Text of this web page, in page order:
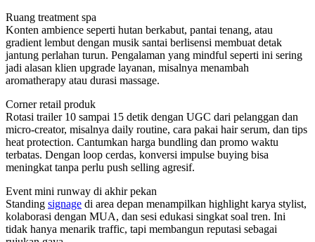
Ruang treatment spa
Konten ambience seperti hutan berkabut, pantai tenang, atau
gradient lembut dengan musik santai berlisensi membuat detak
jantung perlahan turun. Pengalaman yang mindful seperti ini sering
jadi alasan klien upgrade layanan, misalnya menambah
aromatherapy atau durasi massage.
Corner retail produk
Rotasi trailer 10 sampai 15 detik dengan UGC dari pelanggan dan
micro-creator, misalnya daily routine, cara pakai hair serum, dan tips
heat protection. Cantumkan harga bundling dan promo waktu
terbatas. Dengan loop cerdas, konversi impulse buying bisa
meningkat tanpa perlu push selling agresif.
Event mini runway di akhir pekan
Standing signage di area depan menampilkan highlight karya stylist,
kolaborasi dengan MUA, dan sesi edukasi singkat soal tren. Ini
tidak hanya menarik traffic, tapi membangun reputasi sebagai